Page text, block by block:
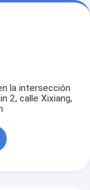
la intersección
2, calle Xixiang,